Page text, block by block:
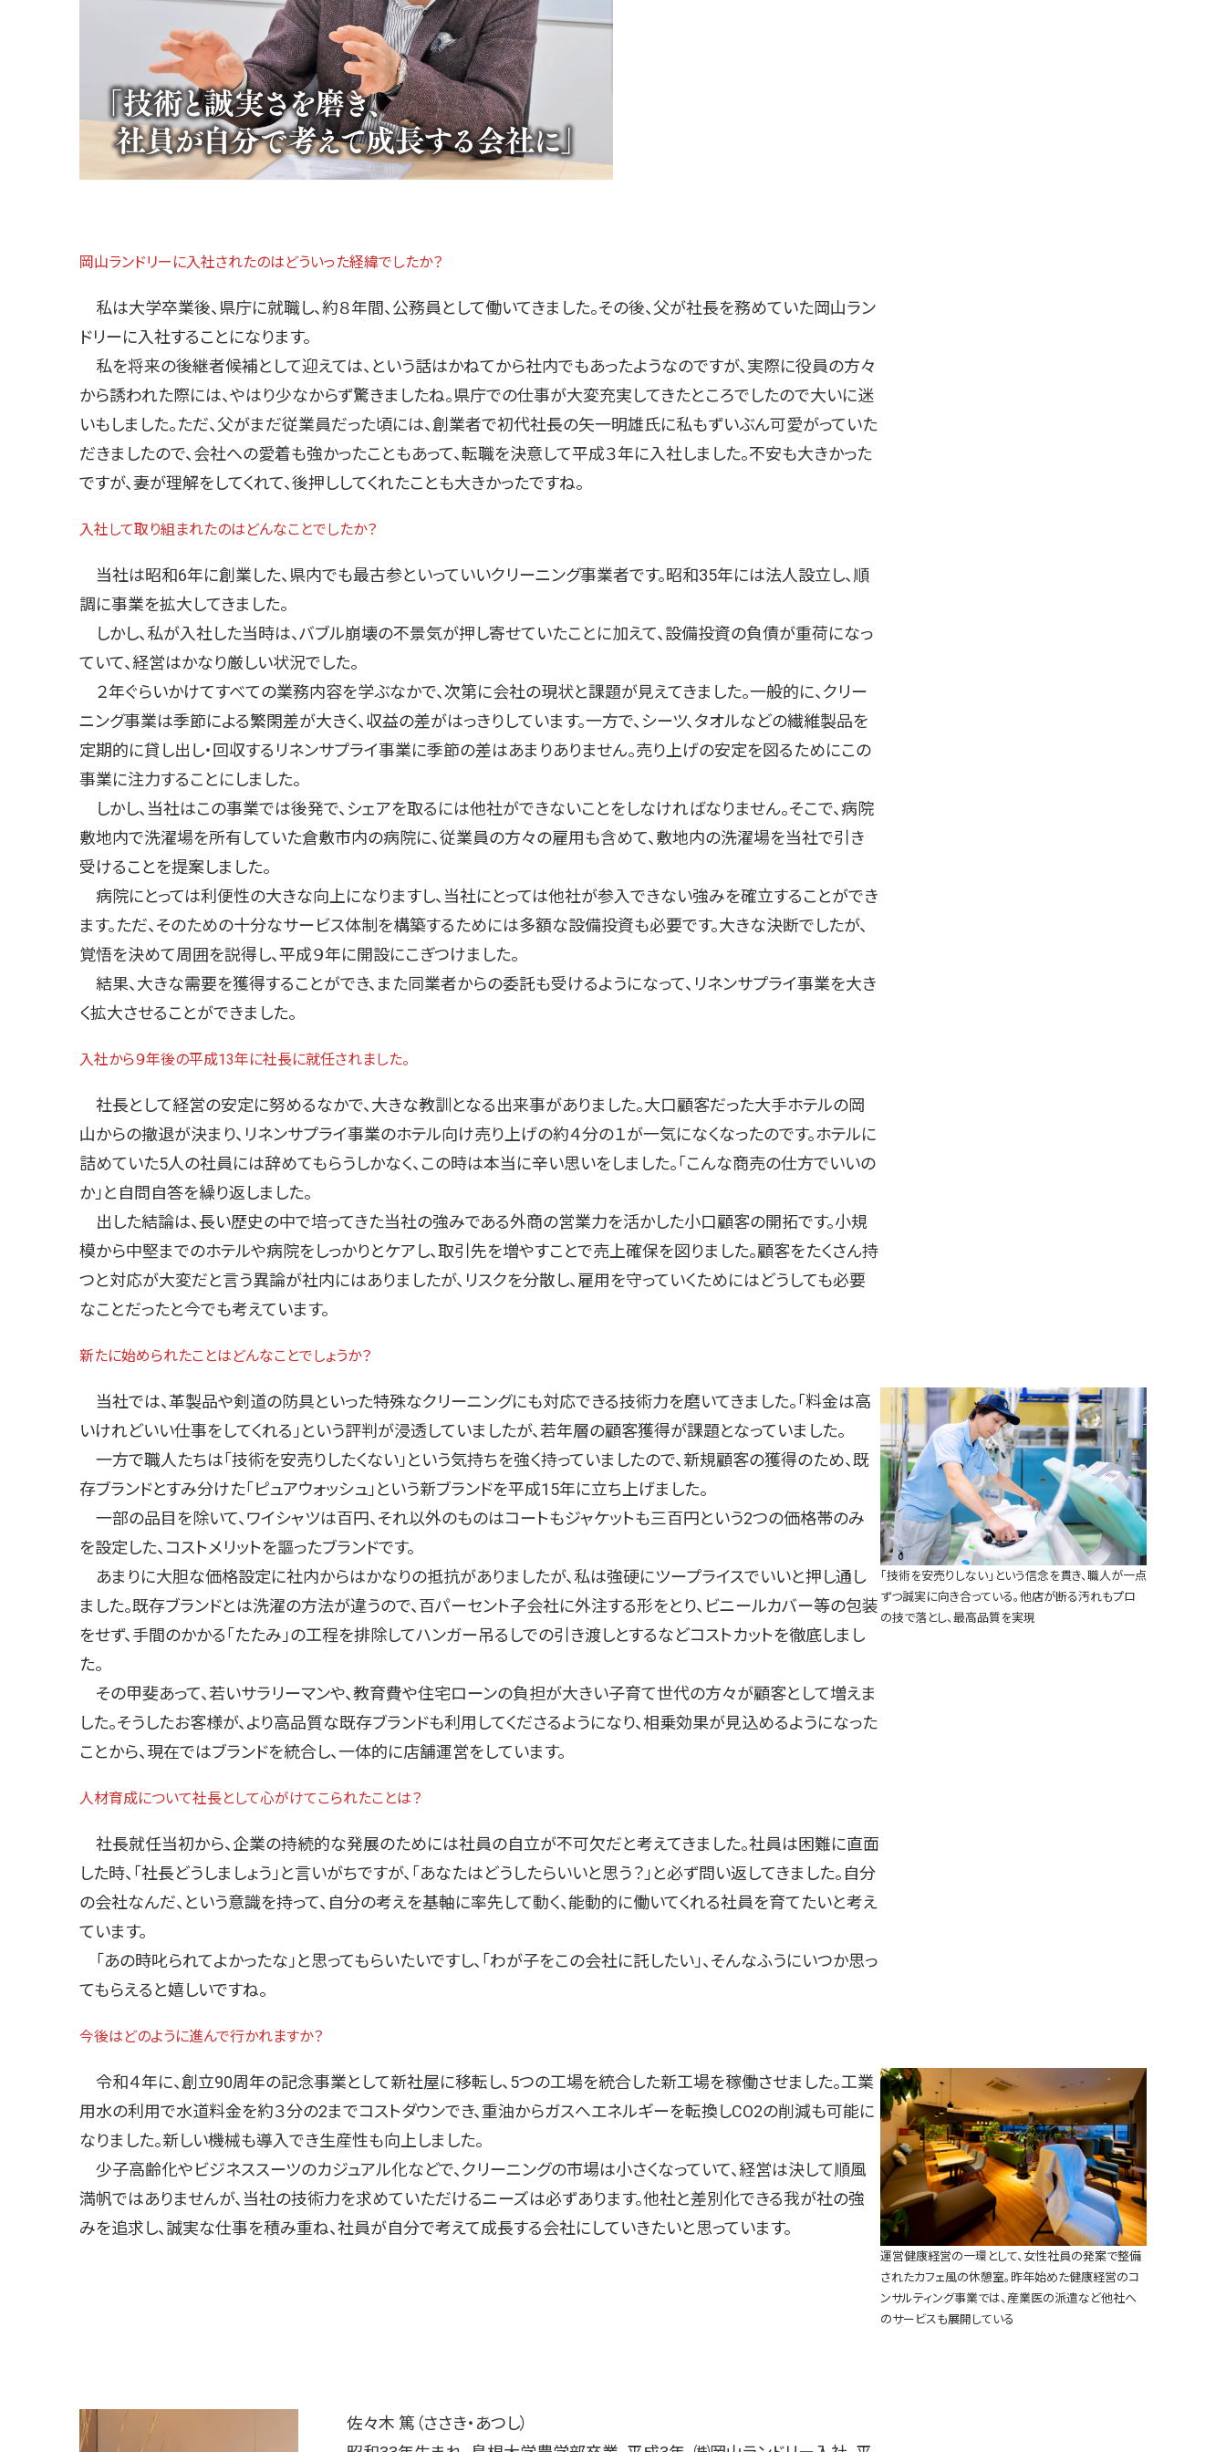
岡山ランドリーに入社されたのはどういった経緯でしたか？
私は大学卒業後、県庁に就職し、約８年間、公務員として働いてきました。その後、父が社長を務めていた岡山ラン
ドリーに入社することになります。
私を将来の後継者候補として迎えては、という話はかねてから社内でもあったようなのですが、実際に役員の方々
から誘われた際には、やはり少なからず驚きましたね。県庁での仕事が大変充実してきたところでしたので大いに迷
いもしました。ただ、父がまだ従業員だった頃には、創業者で初代社長の矢一明雄氏に私もずいぶん可愛がっていた
だきましたので、会社への愛着も強かったこともあって、転職を決意して平成３年に入社しました。不安も大きかった
ですが、妻が理解をしてくれて、後押ししてくれたことも大きかったですね。
入社して取り組まれたのはどんなことでしたか？
当社は昭和6年に創業した、県内でも最古参といっていいクリーニング事業者です。昭和35年には法人設立し、順
調に事業を拡大してきました。
しかし、私が入社した当時は、バブル崩壊の不景気が押し寄せていたことに加えて、設備投資の負債が重荷になっ
ていて、経営はかなり厳しい状況でした。
２年ぐらいかけてすべての業務内容を学ぶなかで、次第に会社の現状と課題が見えてきました。一般的に、クリー
ニング事業は季節による繁閑差が大きく、収益の差がはっきりしています。一方で、シーツ、タオルなどの繊維製品を
定期的に貸し出し・回収するリネンサプライ事業に季節の差はあまりありません。売り上げの安定を図るためにこの
事業に注力することにしました。
しかし、当社はこの事業では後発で、シェアを取るには他社ができないことをしなければなりません。そこで、病院
敷地内で洗濯場を所有していた倉敷市内の病院に、従業員の方々の雇用も含めて、敷地内の洗濯場を当社で引き
受けることを提案しました。
病院にとっては利便性の大きな向上になりますし、当社にとっては他社が参入できない強みを確立することができ
ます。ただ、そのための十分なサービス体制を構築するためには多額な設備投資も必要です。大きな決断でしたが、
覚悟を決めて周囲を説得し、平成９年に開設にこぎつけました。
結果、大きな需要を獲得することができ、また同業者からの委託も受けるようになって、リネンサプライ事業を大き
く拡大させることができました。
入社から９年後の平成13年に社長に就任されました。
社長として経営の安定に努めるなかで、大きな教訓となる出来事がありました。大口顧客だった大手ホテルの岡
山からの撤退が決まり、リネンサプライ事業のホテル向け売り上げの約４分の１が一気になくなったのです。ホテルに
詰めていた5人の社員には辞めてもらうしかなく、この時は本当に辛い思いをしました。「こんな商売の仕方でいいの
か」と自問自答を繰り返しました。
出した結論は、長い歴史の中で培ってきた当社の強みである外商の営業力を活かした小口顧客の開拓です。小規
模から中堅までのホテルや病院をしっかりとケアし、取引先を増やすことで売上確保を図りました。顧客をたくさん持
つと対応が大変だと言う異論が社内にはありましたが、リスクを分散し、雇用を守っていくためにはどうしても必要
なことだったと今でも考えています。
新たに始められたことはどんなことでしょうか？
当社では、革製品や剣道の防具といった特殊なクリーニングにも対応できる技術力を磨いてきました。「料金は高
いけれどいい仕事をしてくれる」という評判が浸透していましたが、若年層の顧客獲得が課題となっていました。
一方で職人たちは「技術を安売りしたくない」という気持ちを強く持っていましたので、新規顧客の獲得のため、既
存ブランドとすみ分けた「ピュアウォッシュ」という新ブランドを平成15年に立ち上げました。
一部の品目を除いて、ワイシャツは百円、それ以外のものはコートもジャケットも三百円という2つの価格帯のみ
を設定した、コストメリットを謳ったブランドです。
あまりに大胆な価格設定に社内からはかなりの抵抗がありましたが、私は強硬にツープライスでいいと押し通し
ました。既存ブランドとは洗濯の方法が違うので、百パーセント子会社に外注する形をとり、ビニールカバー等の包装
をせず、手間のかかる「たたみ」の工程を排除してハンガー吊るしでの引き渡しとするなどコストカットを徹底しまし
た。
その甲斐あって、若いサラリーマンや、教育費や住宅ローンの負担が大きい子育て世代の方々が顧客として増えま
した。そうしたお客様が、より高品質な既存ブランドも利用してくださるようになり、相乗効果が見込めるようになった
ことから、現在ではブランドを統合し、一体的に店舗運営をしています。
「技術を安売りしない」という信念を貫き、職人が一点
ずつ誠実に向き合っている。他店が断る汚れもプロ
の技で落とし、最高品質を実現
人材育成について社長として心がけてこられたことは？
社長就任当初から、企業の持続的な発展のためには社員の自立が不可欠だと考えてきました。社員は困難に直面
した時、「社長どうしましょう」と言いがちですが、「あなたはどうしたらいいと思う？」と必ず問い返してきました。自分
の会社なんだ、という意識を持って、自分の考えを基軸に率先して動く、能動的に働いてくれる社員を育てたいと考え
ています。
「あの時叱られてよかったな」と思ってもらいたいですし、「わが子をこの会社に託したい」、そんなふうにいつか思っ
てもらえると嬉しいですね。
今後はどのように進んで行かれますか？
令和４年に、創立90周年の記念事業として新社屋に移転し、5つの工場を統合した新工場を稼働させました。工業
用水の利用で水道料金を約３分の2までコストダウンでき、重油からガスへエネルギーを転換しCO2の削減も可能に
なりました。新しい機械も導入でき生産性も向上しました。
少子高齢化やビジネススーツのカジュアル化などで、クリーニングの市場は小さくなっていて、経営は決して順風
満帆ではありませんが、当社の技術力を求めていただけるニーズは必ずあります。他社と差別化できる我が社の強
みを追求し、誠実な仕事を積み重ね、社員が自分で考えて成長する会社にしていきたいと思っています。
運営健康経営の一環として、女性社員の発案で整備
されたカフェ風の休憩室。昨年始めた健康経営のコ
ンサルティング事業では、産業医の派遣など他社へ
のサービスも展開している
佐々木 篤（ささき・あつし）